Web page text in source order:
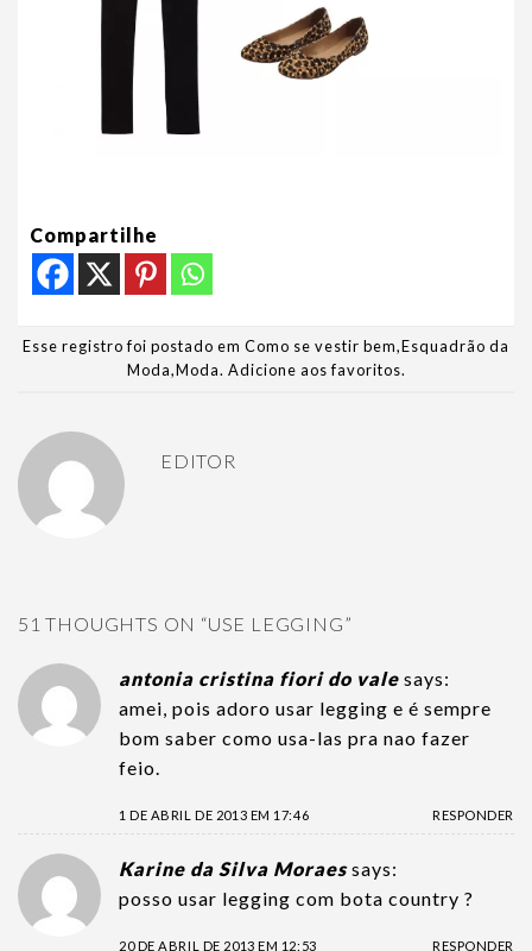
Compartilhe
Esse registro foi postado em Como se vestir bem,Esquadrão da
Moda,Moda. Adicione aos favoritos.
EDITOR
51 THOUGHTS ON “USE LEGGING”
antonia cristina fiori do vale says:
amei, pois adoro usar legging e é sempre
bom saber como usa-las pra nao fazer
feio.
1 DE ABRIL DE 2013 EM 17:46 RESPONDER
Karine da Silva Moraes says:
posso usar legging com bota country ?
20 DE ABRIL DE 2013 EM 12:53 RESPONDER